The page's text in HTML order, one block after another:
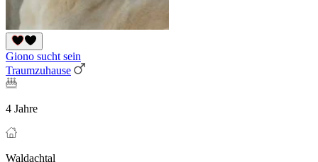
Giono sucht sein
Traumzuhause
4 Jahre
Waldachtal